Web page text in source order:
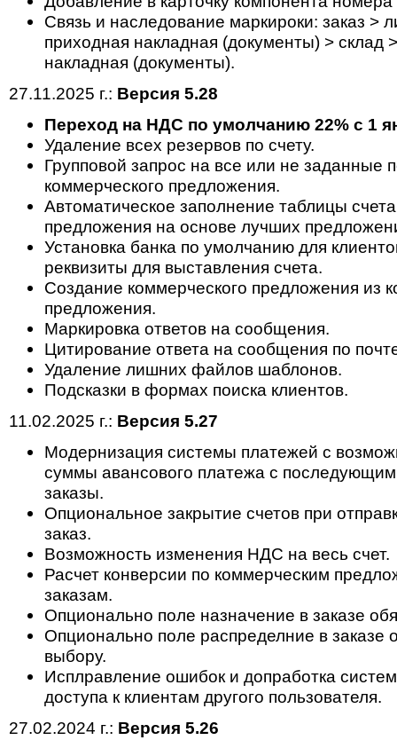
Cвязь и наследование маркироки: заказ >
приходная накладная (документы) > склад
накладная (документы).
27.11.2025 г.: Версия 5.28
Переход на НДС по умолчанию 22% с 1
Удаление всех резервов по счету.
Групповой запрос на все или не заданные
коммерческого предложения.
Автоматическое заполнение таблицы
предложения на основе лучших
Установка банка по умолчанию для
реквизиты для выставления счета.
Создание коммерческого предложения из
предложения.
Маркировка ответов на сообщения.
Цитирование ответа на сообщения по
Удаление лишних файлов шаблонов.
Подсказки в формах поиска клиентов.
11.02.2025 г.: Версия 5.27
Модернизация системы платежей с
суммы авансового платежа с
заказы.
Опциональное закрытие счетов при
заказ.
Возможность изменения НДС на весь счет.
Расчет конверсии по коммерческим
заказам.
Опционально поле назначение в заказе
Опционально поле распределние в заказе
выбору.
Исплравление ошибок и допработка
доступа к клиентам другого пользователя.
27.02.2024 г.: Версия 5.26